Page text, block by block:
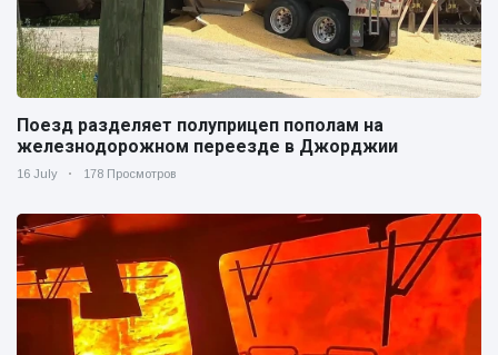
Поезд разделяет полуприцеп пополам на
железнодорожном переезде в Джорджии
16 July 178 Просмотров